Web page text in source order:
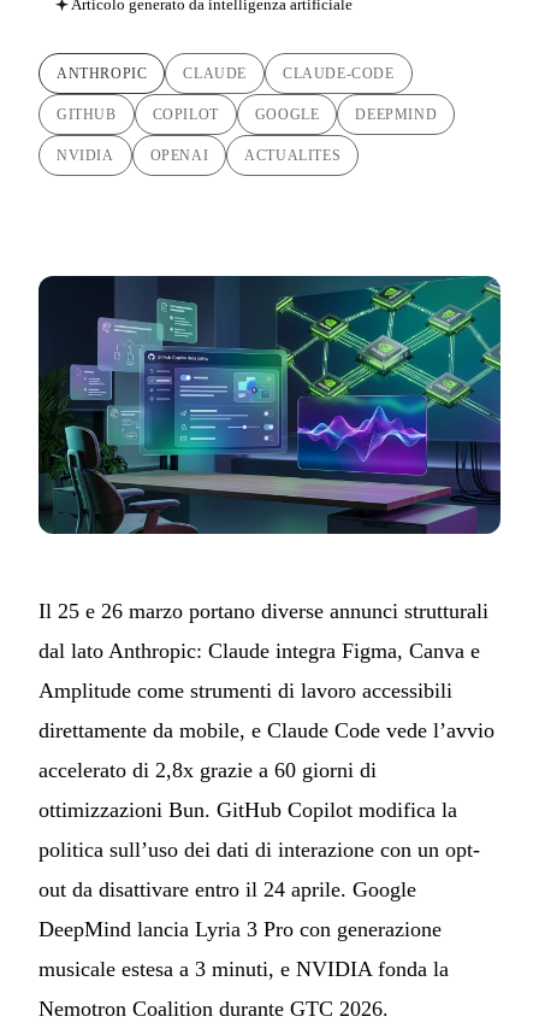
Articolo generato da intelligenza artificiale
ANTHROPIC CLAUDE CLAUDE-CODE
GITHUB COPILOT GOOGLE DEEPMIND
NVIDIA OPENAI ACTUALITES
Il 25 e 26 marzo portano diverse annunci strutturali
dal lato Anthropic: Claude integra Figma, Canva e
Amplitude come strumenti di lavoro accessibili
direttamente da mobile, e Claude Code vede l’avvio
accelerato di 2,8x grazie a 60 giorni di
ottimizzazioni Bun. GitHub Copilot modifica la
politica sull’uso dei dati di interazione con un opt-
out da disattivare entro il 24 aprile. Google
DeepMind lancia Lyria 3 Pro con generazione
musicale estesa a 3 minuti, e NVIDIA fonda la
Nemotron Coalition durante GTC 2026.